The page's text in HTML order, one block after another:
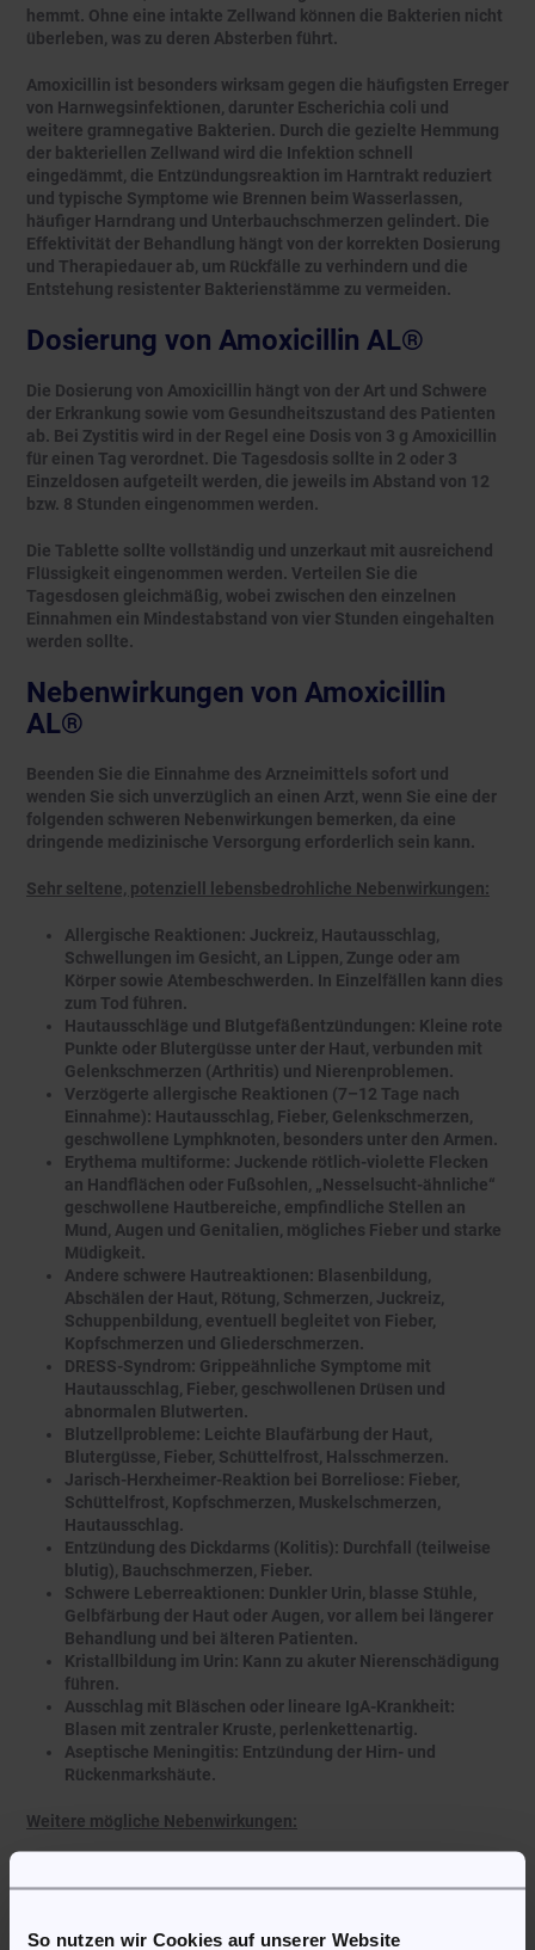
So nutzen wir Cookies auf unserer Website
hemmt. Ohne eine intakte Zellwand können die Bakterien nicht
überleben, was zu deren Absterben führt.
Amoxicillin ist besonders wirksam gegen die häufigsten Erreger
von Harnwegsinfektionen, darunter Escherichia coli und
weitere gramnegative Bakterien. Durch die gezielte Hemmung
der bakteriellen Zellwand wird die Infektion schnell
eingedämmt, die Entzündungsreaktion im Harntrakt reduziert
und typische Symptome wie Brennen beim Wasserlassen,
häufiger Harndrang und Unterbauchschmerzen gelindert. Die
Effektivität der Behandlung hängt von der korrekten Dosierung
und Therapiedauer ab, um Rückfälle zu verhindern und die
Entstehung resistenter Bakterienstämme zu vermeiden.
Dosierung von Amoxicillin AL®
Die Dosierung von Amoxicillin hängt von der Art und Schwere
der Erkrankung sowie vom Gesundheitszustand des Patienten
ab. Bei Zystitis wird in der Regel eine Dosis von 3 g Amoxicillin
für einen Tag verordnet. Die Tagesdosis sollte in 2 oder 3
Einzeldosen aufgeteilt werden, die jeweils im Abstand von 12
bzw. 8 Stunden eingenommen werden.
Die Tablette sollte vollständig und unzerkaut mit ausreichend
Flüssigkeit eingenommen werden. Verteilen Sie die
Tagesdosen gleichmäßig, wobei zwischen den einzelnen
Einnahmen ein Mindestabstand von vier Stunden eingehalten
werden sollte.
Nebenwirkungen von Amoxicillin
AL®
Beenden Sie die Einnahme des Arzneimittels sofort und
wenden Sie sich unverzüglich an einen Arzt, wenn Sie eine der
folgenden schweren Nebenwirkungen bemerken, da eine
dringende medizinische Versorgung erforderlich sein kann.
Sehr seltene, potenziell lebensbedrohliche Nebenwirkungen:
Allergische Reaktionen: Juckreiz, Hautausschlag,
Schwellungen im Gesicht, an Lippen, Zunge oder am
Körper sowie Atembeschwerden. In Einzelfällen kann dies
zum Tod führen.
Hautausschläge und Blutgefäßentzündungen: Kleine rote
Punkte oder Blutergüsse unter der Haut, verbunden mit
Gelenkschmerzen (Arthritis) und Nierenproblemen.
Verzögerte allergische Reaktionen (7–12 Tage nach
Einnahme): Hautausschlag, Fieber, Gelenkschmerzen,
geschwollene Lymphknoten, besonders unter den Armen.
Erythema multiforme: Juckende rötlich-violette Flecken
an Handflächen oder Fußsohlen, „Nesselsucht-ähnliche“
geschwollene Hautbereiche, empfindliche Stellen an
Mund, Augen und Genitalien, mögliches Fieber und starke
Müdigkeit.
Andere schwere Hautreaktionen: Blasenbildung,
Abschälen der Haut, Rötung, Schmerzen, Juckreiz,
Schuppenbildung, eventuell begleitet von Fieber,
Kopfschmerzen und Gliederschmerzen.
DRESS-Syndrom: Grippeähnliche Symptome mit
Hautausschlag, Fieber, geschwollenen Drüsen und
abnormalen Blutwerten.
Blutzellprobleme: Leichte Blaufärbung der Haut,
Blutergüsse, Fieber, Schüttelfrost, Halsschmerzen.
Jarisch-Herxheimer-Reaktion bei Borreliose: Fieber,
Schüttelfrost, Kopfschmerzen, Muskelschmerzen,
Hautausschlag.
Entzündung des Dickdarms (Kolitis): Durchfall (teilweise
blutig), Bauchschmerzen, Fieber.
Schwere Leberreaktionen: Dunkler Urin, blasse Stühle,
Gelbfärbung der Haut oder Augen, vor allem bei längerer
Behandlung und bei älteren Patienten.
Kristallbildung im Urin: Kann zu akuter Nierenschädigung
führen.
Ausschlag mit Bläschen oder lineare IgA-Krankheit:
Blasen mit zentraler Kruste, perlenkettenartig.
Aseptische Meningitis: Entzündung der Hirn- und
Rückenmarkshäute.
Weitere mögliche Nebenwirkungen:
„Nesselsucht-ähnliche“ Schwellungen an Armen, Beinen,
Übelkeit, Durchfall, Erbrechen;